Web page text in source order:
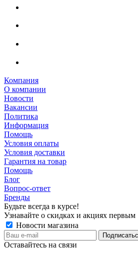
Компания
О компании
Новости
Вакансии
Политика
Информация
Помощь
Условия оплаты
Условия доставки
Гарантия на товар
Помощь
Блог
Вопрос-ответ
Бренды
Будьте всегда в курсе!
Узнавайте о скидках и акциях первым
Новости магазина
Оставайтесь на связи